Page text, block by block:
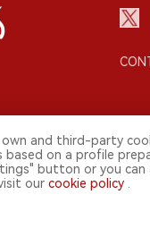
Co.,Ltd.
and third-party
on a profile
button or you can
our cookie policy